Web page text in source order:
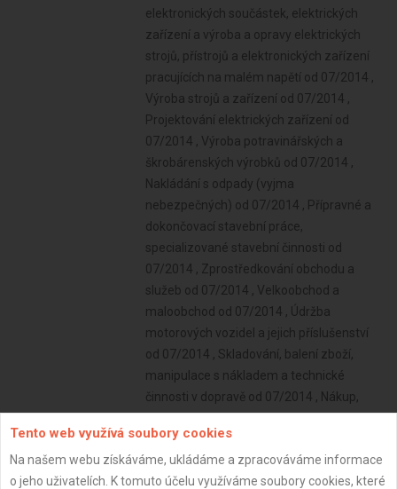
elektronických součástek, elektrických
zařízení a výroba a opravy elektrických
strojů, přístrojů a elektronických zařízení
pracujících na malém napětí od 07/2014 ,
Výroba strojů a zařízení od 07/2014 ,
Projektování elektrických zařízení od
07/2014 , Výroba potravinářských a
škrobárenských výrobků od 07/2014 ,
Nakládání s odpady (vyjma
nebezpečných) od 07/2014 , Přípravné a
dokončovací stavební práce,
specializované stavební činnosti od
07/2014 , Zprostředkování obchodu a
služeb od 07/2014 , Velkoobchod a
maloobchod od 07/2014 , Údržba
motorových vozidel a jejich příslušenství
od 07/2014 , Skladování, balení zboží,
manipulace s nákladem a technické
činnosti v dopravě od 07/2014 , Nákup,
03/2020
OSVČ
Tento web využívá soubory cookies
Na našem webu získáváme, ukládáme a zpracováváme informace
o jeho uživatelích. K tomuto účelu využíváme soubory cookies, které